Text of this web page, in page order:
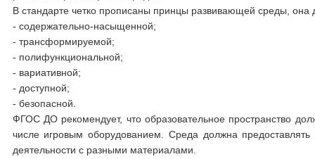
В стандарте четко прописаны принцы развивающей среды, она
- содержательно-насыщенной;
- трансформируемой;
- полифункциональной;
- вариативной;
- доступной;
- безопасной.
ФГОС ДО рекомендует, что образовательное пространство
числе игровым оборудованием. Среда должна
деятельности с разными материалами.